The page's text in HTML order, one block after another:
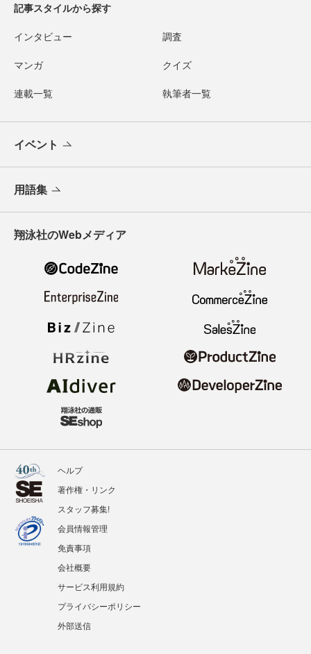
記事スタイルから探す
インタビュー 調査
マンガ クイズ
連載一覧 執筆者一覧
イベント
用語集
翔泳社のWebメディア
ヘルプ
著作権・リンク
スタッフ募集!
会員情報管理
免責事項
会社概要
サービス利用規約
プライバシーポリシー
外部送信